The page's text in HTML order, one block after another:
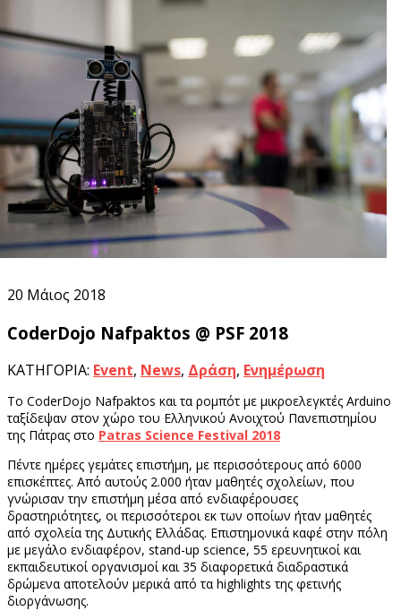
20 Μάιος 2018
CoderDojo Nafpaktos @ PSF 2018
ΚΑΤΗΓΟΡΙΑ: Event, News, Δράση, Ενημέρωση
Το CoderDojo Nafpaktos και τα ρομπότ με μικροελεγκτές Arduino
ταξίδεψαν στον χώρο του Ελληνικού Ανοιχτού Πανεπιστημίου
της Πάτρας στο Patras Science Festival 2018
Πέντε ημέρες γεμάτες επιστήμη, με περισσότερους από 6000
επισκέπτες. Από αυτούς 2.000 ήταν μαθητές σχολείων, που
γνώρισαν την επιστήμη μέσα από ενδιαφέρουσες
δραστηριότητες, οι περισσότεροι εκ των οποίων ήταν μαθητές
από σχολεία της Δυτικής Ελλάδας. Επιστημονικά καφέ στην πόλη
με μεγάλο ενδιαφέρον, stand-up science, 55 ερευνητικοί και
εκπαιδευτικοί οργανισμοί και 35 διαφορετικά διαδραστικά
δρώμενα αποτελούν μερικά από τα highlights της φετινής
διοργάνωσης.